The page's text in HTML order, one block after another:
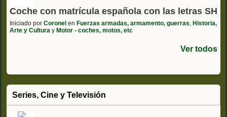
Coche con matrícula española con las letras SH
Iniciado por Coronel en Fuerzas armadas, armamento, guerras Historia,
Arte y Cultura y Motor - coches, motos, etc
Ver todos
Series, Cine y Televisión